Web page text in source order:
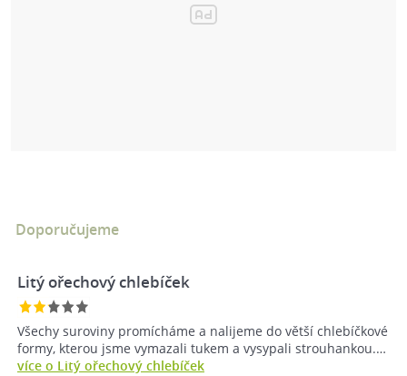
Doporučujeme
Litý ořechový chlebíček
Všechy suroviny promícháme a nalijeme do větší chlebíčkové
formy, kterou jsme vymazali tukem a vysypali strouhankou.…
více o Litý ořechový chlebíček